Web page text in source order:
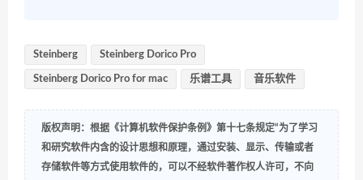
Steinberg Steinberg Dorico Pro
Steinberg Dorico Pro for mac 乐谱工具 音乐软件
版权声明：根据《计算机软件保护条例》第十七条规定“为了学习
和研究软件内含的设计思想和原理，通过安装、显示、传输或者
存储软件等方式使用软件的，可以不经软件著作权人许可，不向